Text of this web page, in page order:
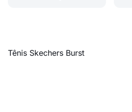
Tênis Skechers Burst